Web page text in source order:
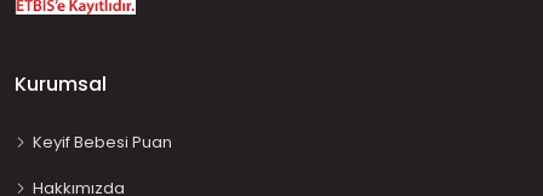
Kurumsal
Keyif Bebesi Puan
Hakkımızda